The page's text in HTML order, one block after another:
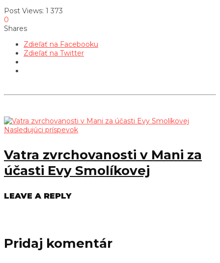
Post Views: 1 373
0
Shares
Zdieľať na Facebooku
Zdieľať na Twitter
Nasledujúci príspevok
Vatra zvrchovanosti v Mani za
účasti Evy Smolíkovej
LEAVE A REPLY
Pridaj komentár